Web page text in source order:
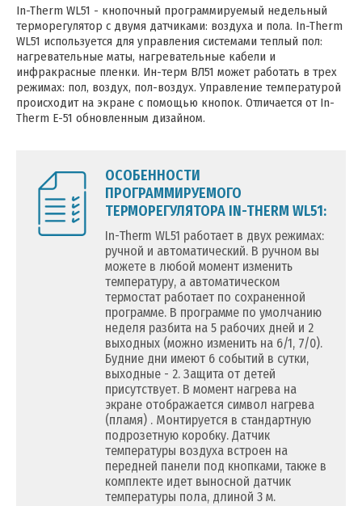
In-Therm WL51 - кнопочный программируемый недельный
терморегулятор с двумя датчиками: воздуха и пола. In-Therm
WL51 используется для управления системами теплый пол:
нагревательные маты, нагревательные кабели и
инфракрасные пленки. Ин-терм ВЛ51 может работать в трех
режимах: пол, воздух, пол-воздух. Управление температурой
происходит на экране с помощью кнопок. Отличается от In-
Therm Е-51 обновленным дизайном.
ОСОБЕННОСТИ
ПРОГРАММИРУЕМОГО
ТЕРМОРЕГУЛЯТОРА IN-THERM WL51:
In-Therm WL51 работает в двух режимах:
ручной и автоматический. В ручном вы
можете в любой момент изменить
температуру, а автоматическом
термостат работает по сохраненной
программе. В программе по умолчанию
неделя разбита на 5 рабочих дней и 2
выходных (можно изменить на 6/1, 7/0).
Будние дни имеют 6 событий в сутки,
выходные - 2. Защита от детей
присутствует. В момент нагрева на
экране отображается символ нагрева
(пламя) . Монтируется в стандартную
подрозетную коробку. Датчик
температуры воздуха встроен на
передней панели под кнопками, также в
комплекте идет выносной датчик
температуры пола, длиной 3 м.